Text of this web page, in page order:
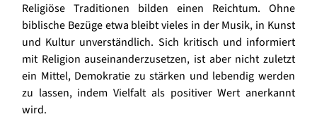
Religiöse Traditionen bilden einen Reichtum. Ohne
biblische Bezüge etwa bleibt vieles in der Musik, in Kunst
und Kultur unverständlich. Sich kritisch und informiert
mit Religion auseinanderzusetzen, ist aber nicht zuletzt
ein Mittel, Demokratie zu stärken und lebendig werden
zu lassen, indem Vielfalt als positiver Wert anerkannt
wird.